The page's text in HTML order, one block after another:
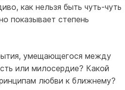
как нельзя быть чуть-чуть
показывает степень
умещающегося между
или милосердие? Какой
любви к ближнему?